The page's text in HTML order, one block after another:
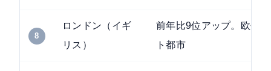
8
ロンドン（イギ
リス）
前年比9位アップ。欧州
ト都市